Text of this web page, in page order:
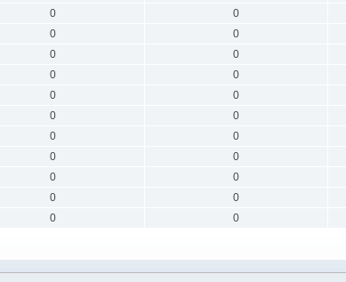
0 0
0 0
0 0
0 0
0 0
0 0
0 0
0 0
0 0
0 0
0 0